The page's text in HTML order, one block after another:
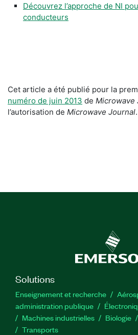
Découvrez l’approche de NI
conducteurs
Cet article a été publié pour la
numéro de juin 2013 de Microwave
l’autorisation de Microwave Journal.
Solutions
Enseignement et recherche
administration publique
Machines industrielles
Biologie
Transports